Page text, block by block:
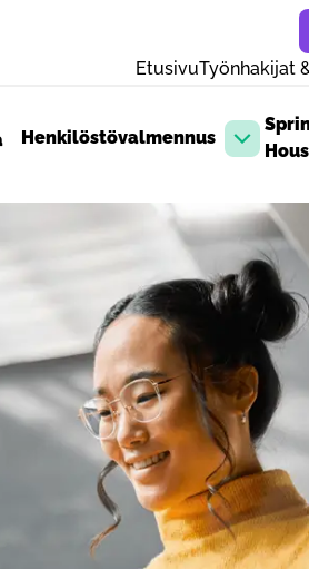
EtusivuTyönhakijat
Henkilöstövalmennus
Avaa